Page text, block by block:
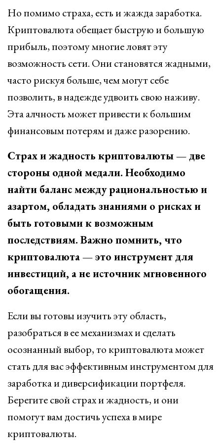
Но помимо страха, есть и жажда заработка.
Криптовалюта обещает быструю и большую
прибыль, поэтому многие ловят эту
возможность сети. Они становятся жадными,
часто рискуя больше, чем могут себе
позволить, в надежде удвоить свою наживу.
Эта алчность может привести к большим
финансовым потерям и даже разорению.
Страх и жадность криптовалюты — две
стороны одной медали. Необходимо
найти баланс между рациональностью и
азартом, обладать знаниями о рисках и
быть готовыми к возможным
последствиям. Важно помнить, что
криптовалюта — это инструмент для
инвестиций, а не источник мгновенного
обогащения.
Если вы готовы изучить эту область,
разобраться в ее механизмах и сделать
осознанный выбор, то криптовалюта может
стать для вас эффективным инструментом для
заработка и диверсификации портфеля.
Берегите свой страх и жадность, и они
помогут вам достичь успеха в мире
криптовалюты.